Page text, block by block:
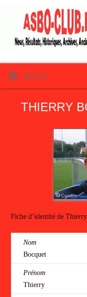
MENU
THIERRY
Fiche d’identité de
Bocquet
Thierry